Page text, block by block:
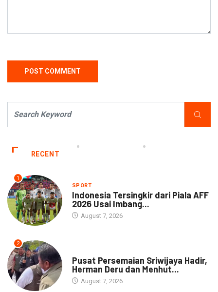
RECENT
1
SPORT
Indonesia Tersingkir dari Piala AFF
2026 Usai Imbang...
August 7, 2026
2
Pusat Persemaian Sriwijaya Hadir,
Herman Deru dan Menhut...
August 7, 2026